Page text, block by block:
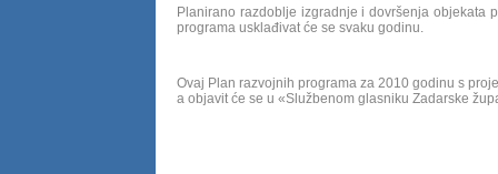
Planirano razdoblje izgradnje i dovršenja objekata
programa usklađivat će se svaku godinu.
Ovaj Plan razvojnih programa za 2010 godinu s
a objavit će se u «Službenom glasniku Zadarske